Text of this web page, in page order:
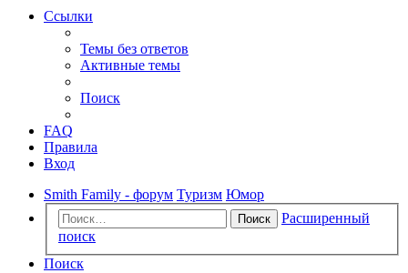
Ссылки
Темы без ответов
Активные темы
Поиск
FAQ
Правила
Вход
Smith Family - форум Туризм Юмор
Поиск
Расширенный
поиск
Поиск